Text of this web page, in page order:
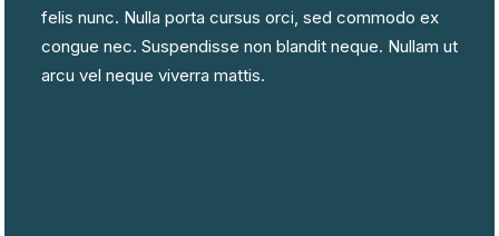
felis nunc. Nulla porta cursus orci, sed commodo ex
congue nec. Suspendisse non blandit neque. Nullam ut
arcu vel neque viverra mattis.